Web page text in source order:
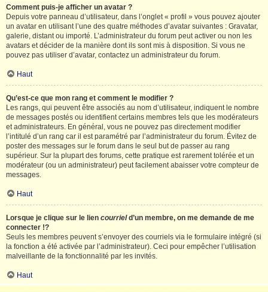
Comment puis-je afficher un avatar ?
Depuis votre panneau d’utilisateur, dans l’onglet « profil » vous pouvez ajouter
un avatar en utilisant l’une des quatre méthodes d’avatar suivantes : Gravatar,
galerie, distant ou importé. L’administrateur du forum peut activer ou non les
avatars et décider de la manière dont ils sont mis à disposition. Si vous ne
pouvez pas utiliser d’avatar, contactez un administrateur du forum.
Haut
Qu’est-ce que mon rang et comment le modifier ?
Les rangs, qui peuvent être associés au nom d’utilisateur, indiquent le nombre
de messages postés ou identifient certains membres tels que les modérateurs
et administrateurs. En général, vous ne pouvez pas directement modifier
l’intitulé d’un rang car il est paramétré par l’administrateur du forum. Évitez de
poster des messages sur le forum dans le seul but de passer au rang
supérieur. Sur la plupart des forums, cette pratique est rarement tolérée et un
modérateur (ou un administrateur) peut facilement abaisser votre compteur de
messages.
Haut
Lorsque je clique sur le lien courrield’un membre, on me demande de me
connecter !?
Seuls les membres peuvent s’envoyer des courriels via le formulaire intégré (si
la fonction a été activée par l’administrateur). Ceci pour empêcher l’utilisation
malveillante de la fonctionnalité par les invités.
Haut